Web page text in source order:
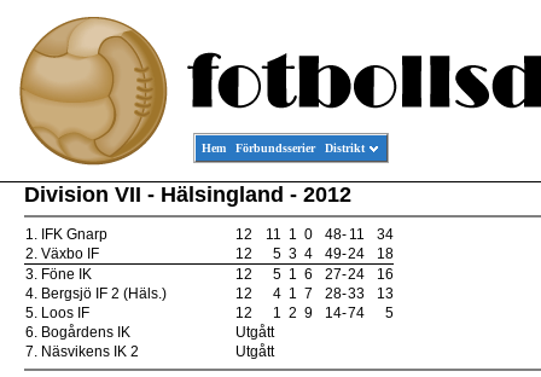
Hem Förbundsserier Distrikt
Division VII - Hälsingland - 2012
1. IFK Gnarp 12 11 1 0 48- 11
34
2. Växbo IF 12 5 3 4 49-24
18
3. Föne IK 12 5 1 6 27-24
16
4. Bergsjö IF 2 (Häls.) 12 4 1 7 28-33
13
5. Loos IF 12 1 2 9 14-74
5
6. Bogårdens IK
Utgått
7. Näsvikens IK 2 Utgått